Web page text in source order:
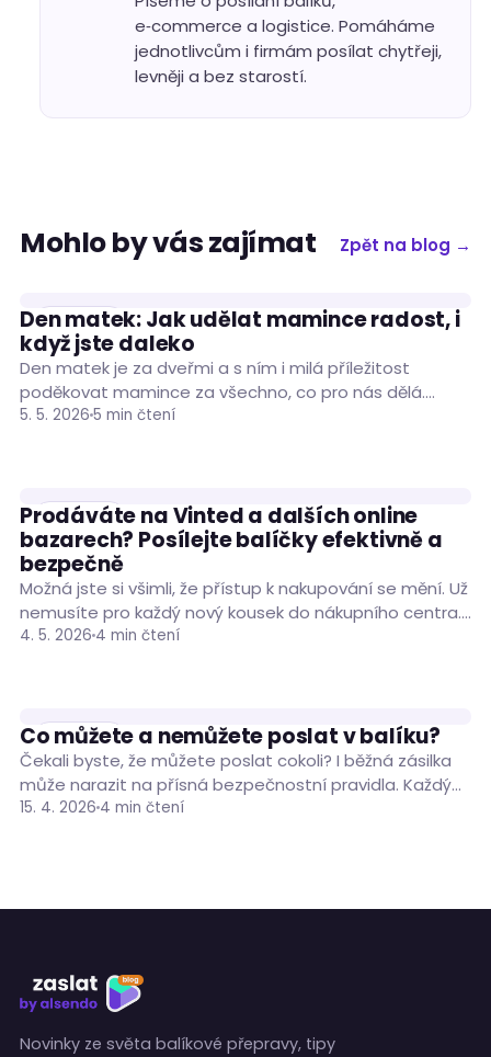
e‑commerce a logistice. Pomáháme
jednotlivcům i firmám posílat chytřeji,
levněji a bez starostí.
Mohlo by vás zajímat Zpět na blog →
ČLÁNKY
Den matek: Jak udělat mamince radost, i
když jste daleko
Den matek je za dveřmi a s ním i milá příležitost
poděkovat mamince za všechno, co pro nás dělá.
Pokud jste s…
5. 5. 2026 5 min čtení
ČLÁNKY
Prodáváte na Vinted a dalších online
bazarech? Posílejte balíčky efektivně a
bezpečně
Možná jste si všimli, že přístup k nakupování se mění. Už
nemusíte pro každý nový kousek do nákupního centra.
Stále častěji otevíráme…
4. 5. 2026 4 min čtení
ČLÁNKY
Co můžete a nemůžete poslat v balíku?
Čekali byste, že můžete poslat cokoli? I běžná zásilka
může narazit na přísná bezpečnostní pravidla. Každý
dopravce má seznam věcí, které do…
15. 4. 2026 4 min čtení
Novinky ze světa balíkové přepravy, tipy